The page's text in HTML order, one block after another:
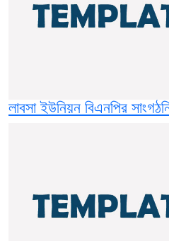
লাবসা ইউনিয়ন বিএনপির